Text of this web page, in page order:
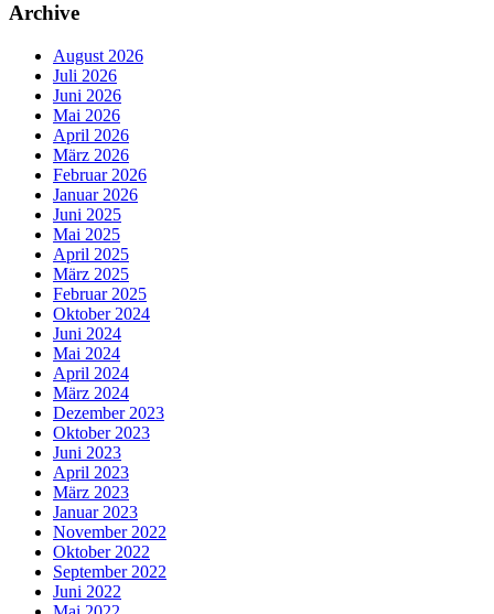
Archive
August 2026
Juli 2026
Juni 2026
Mai 2026
April 2026
März 2026
Februar 2026
Januar 2026
Juni 2025
Mai 2025
April 2025
März 2025
Februar 2025
Oktober 2024
Juni 2024
Mai 2024
April 2024
März 2024
Dezember 2023
Oktober 2023
Juni 2023
April 2023
März 2023
Januar 2023
November 2022
Oktober 2022
September 2022
Juni 2022